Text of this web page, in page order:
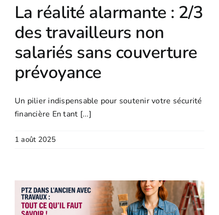
La réalité alarmante : 2/3
des travailleurs non
salariés sans couverture
prévoyance
Un pilier indispensable pour soutenir votre sécurité
financière En tant [...]
1 août 2025